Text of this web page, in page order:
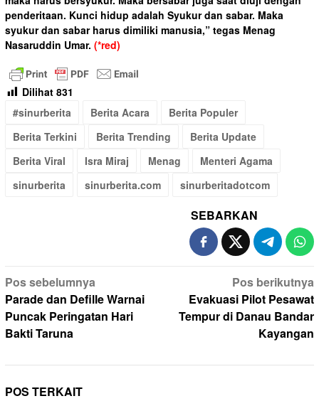
penderitaan. Kunci hidup adalah Syukur dan sabar. Maka
syukur dan sabar harus dimiliki manusia,” tegas Menag
Nasaruddin Umar. (*red)
Dilihat 831
#sinurberita
Berita Acara
Berita Populer
Berita Terkini
Berita Trending
Berita Update
Berita Viral
Isra Miraj Menag
Menteri Agama
sinurberita
sinurberita.com sinurberitadotcom
SEBARKAN
Navigasi
pos
Pos sebelumnya
Parade dan Defille Warnai
Puncak Peringatan Hari
Bakti Taruna
Pos berikutnya
Evakuasi Pilot Pesawat
Tempur di Danau Bandar
Kayangan
POS TERKAIT